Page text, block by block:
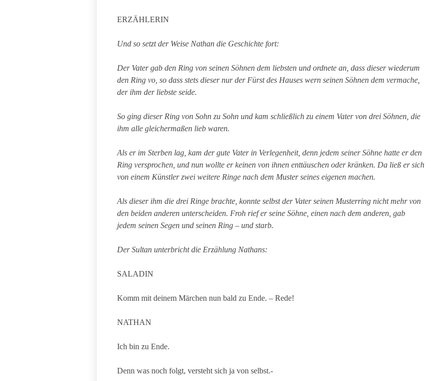
ERZÄHLERIN
Und so setztder Weise Nathan die Geschichte fort:
Der Vater gab den Ring von seinen Söhnen dem liebsten und ordnete an, dass dieser wiederum
den Ring vo, so dass stets dieser nur der Fürst des Hauses wern seinen Söhnen dem vermache,
der ihm der liebste seide.
So ging dieser Ring von Sohn zu Sohn und kam schließlich zu einem Vater von drei Söhnen, die
ihm alle gleichermaßen lieb waren.
Als er im Sterben lag, kam der gute Vater in Verlegenheit, denn jedem seiner Söhne hatte er den
Ring versprochen, und nun wollte er keinen von ihnen enttäuschen oder kränken. Da ließ er sich
von einem Künstler zwei weitere Ringe nach dem Muster seines eigenen machen.
Als dieser ihm die drei Ringe brachte, konnte selbst der Vater seinen Musterring nicht mehr von
den beiden anderen unterscheiden. Froh rief er seine Söhne, einen nach dem anderen, gab
jedem seinen Segen und seinen Ring – und starb.
Der Sultan unterbricht die Erzählung Nathans:
SALADIN
Komm mit deinem Märchen nun bald zu Ende. – Rede!
NATHAN
Ich bin zu Ende.
Denn was noch folgt, versteht sich ja von selbst.-